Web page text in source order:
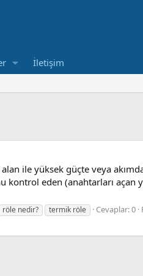
İletişim
ile yüksek güçte veya akımda
eden (anahtarları açan
röle nedir? termik röle Cevaplar: 0